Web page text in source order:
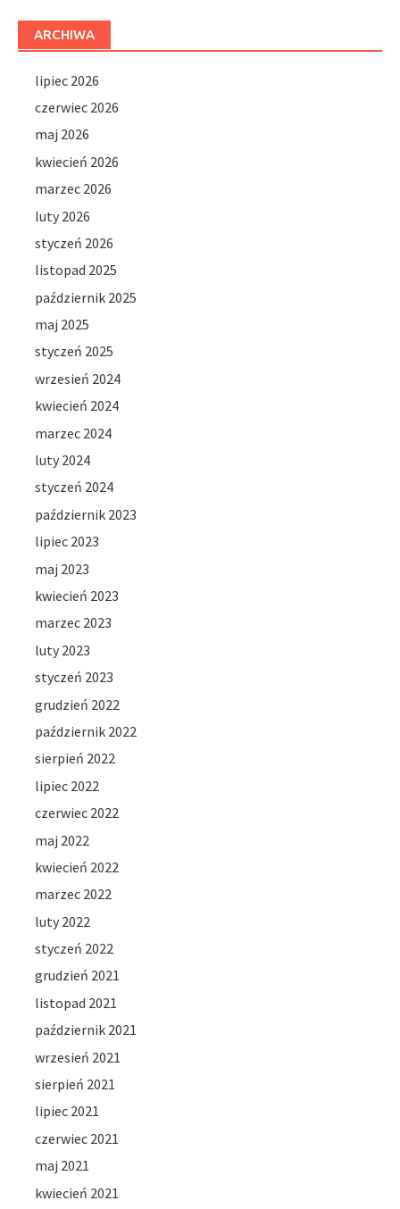
ARCHIWA
lipiec 2026
czerwiec 2026
maj 2026
kwiecień 2026
marzec 2026
luty 2026
styczeń 2026
listopad 2025
październik 2025
maj 2025
styczeń 2025
wrzesień 2024
kwiecień 2024
marzec 2024
luty 2024
styczeń 2024
październik 2023
lipiec 2023
maj 2023
kwiecień 2023
marzec 2023
luty 2023
styczeń 2023
grudzień 2022
październik 2022
sierpień 2022
lipiec 2022
czerwiec 2022
maj 2022
kwiecień 2022
marzec 2022
luty 2022
styczeń 2022
grudzień 2021
listopad 2021
październik 2021
wrzesień 2021
sierpień 2021
lipiec 2021
czerwiec 2021
maj 2021
kwiecień 2021